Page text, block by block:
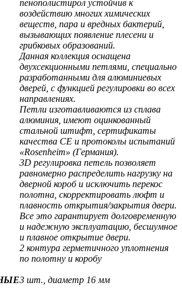
пенополистирол устойчив к
воздействию многих химических
веществ, пара и вредных бактерий,
вызывающих появление плесени и
грибковых образований.
Данная коллекция оснащена
двухсекционными петлями, специально
разработанными для алюминиевых
дверей, с функцией регулировки во всех
направлениях.
Петли изготавливаются из сплава
алюминия, имеют оцинкованный
стальной штифт, сертификаты
качества СЕ и протоколы испытаний
«Rosenheim» (Германия).
3D регулировка петель позволяет
равномерно распределить нагрузку на
дверной короб и исключить перекос
полотна, скорректировать люфт и
плавность открытия/закрытия двери.
Все это гарантирует долговременную
и надежную эксплуатацию, бесшумное
и плавное открытие двери.
2 контура герметичного уплотнения
по полотну и коробу
3 шт., диаметр 16 мм